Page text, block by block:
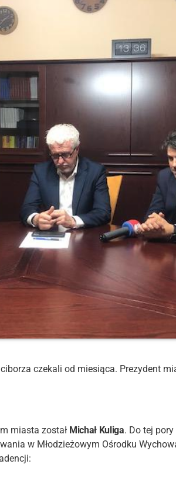
czekali od miesiąca. Prezydent
miasta został Michał Kuliga. Do tej pory
w Młodzieżowym Ośrodku